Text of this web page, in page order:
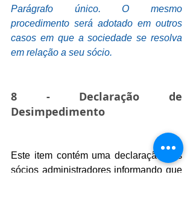
Parágrafo único. O mesmo
procedimento será adotado em outros
casos em que a sociedade se resolva
em relação a seu sócio.
8 - Declaração de
Desimpedimento
Este item contém uma declaração dos
sócios administradores informando que